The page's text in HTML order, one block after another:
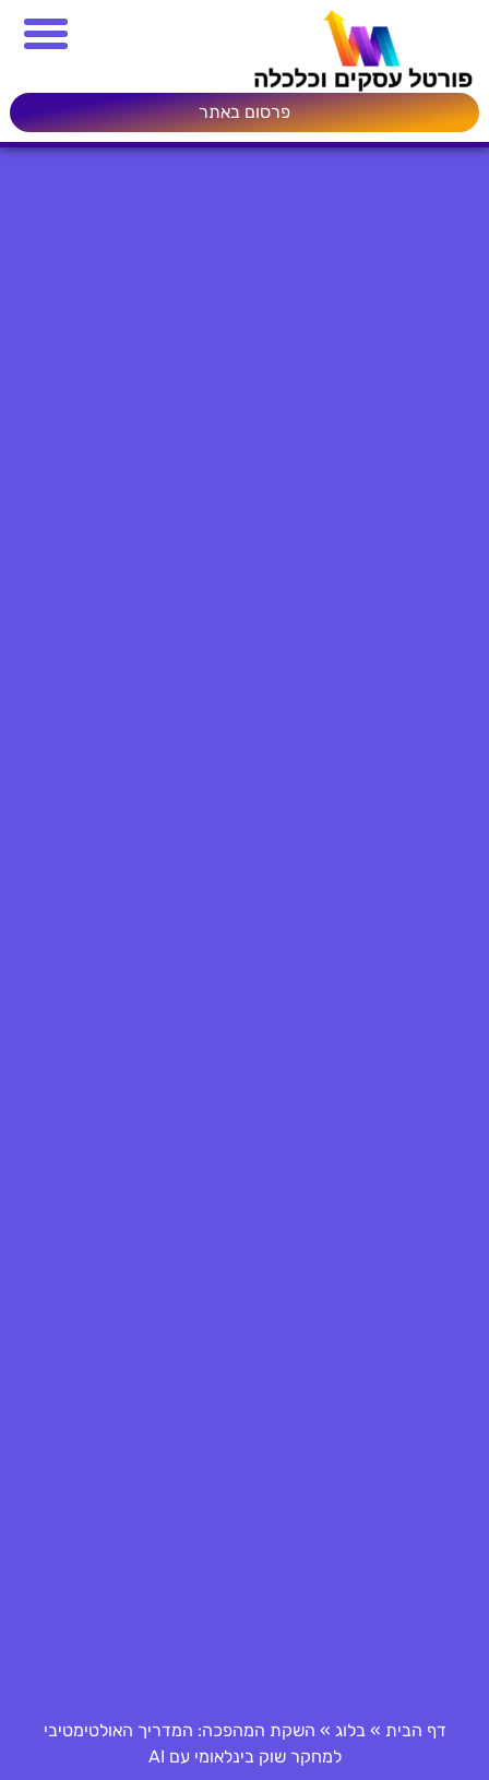
פרסום באתר
דף הבית »בלוג » השקת המהפכה: המדריך האולטימטיבי
למחקר שוק בינלאומי עם AI